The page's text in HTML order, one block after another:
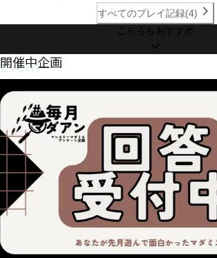
㋉㋑㊧㊬㋩㋱㊺㋐㊵㋔㊺㋒棴㋎㋒㋏Ź㋋㋃沞㋠㊂㊻㋢㋈㋤㋞㋛儷瞦㊌
髚㋛咊㋰㋺㋦㌡㋼龊㋤㌖㌆㌬㋲㌂嫑㌰圫㌞㋺ƪǂƭ㊧庵娲畔㋴㌒拈㌏㌌
ǆ㌞㌢㌟㌠㍃㋄㌈㍎㍙緘㌌㌕矩㍉㍘㌳㌥㍍㌳㌰㋔
㌲㍄扣㍇寳㌩㍊赺㍦㍈㌣㌬㍥㍑㍭㍎㌰㍐㌲㎡㏉㏦㎥㍗㍜㌲㌺㍚㌼㍕
冻再凹Ȍ折汳埨㍶兎铖㍗讷廀茓㍯㍳㍰ț㎁痃减㎄稅椷㍥㍾㍦㍶㌞溩㎩楢
屜㎝董咶㎠洋㌹㎟斁㎃㎃㏃㎆儻橨㎨㎢㎩㎌㏋㍃
㍑鍾店㑃㑄㑅㎕喙㏑㎱㎮㎛ɰ㍟
㎽捳㏦㎲崔㏬屍㏦鰸㏎㎶㏆㎸㏠㏆㏃㏓㏕刱㏏㏫揾㏯㏬㏕㏁㏼㍲
ɺ㏱㎶滘赙㏗㏛㏘㐉㏌㏜㏉ʇ
㏝㐍㏩㐅痭踣㏱稂宼㏢㐕ο㏰㏻则劅㐢㏪㐋㏹起瀏㏯㐢㏫㐁㏦㐂㏩㏼㏽
㐷㐝麇赆营眹㑅眦捌㐝㐄㐗㎻
㐺㏿㎿㒠㒳㒑㒾㐮胟㑑㐬㐋㐧嗚剕㐺鏯腧澈劉癿㑣鐀木㐭㑠㐩㐿㑇㑀㐧
㒕㒯刨㑛㑁㑗㐻̐˻㐀㑜攄塩刄樆㑣㓖㓟㒩㒏㑕㑥㑄㑠㑎㓾㓿㔀㐈
㑜㑸㓂㓅㓓㓮㑽㓂㔍㓲魵窑㑙㒄㑾㐙湸匴㑧㑞㒩㒎㒝㑿㓸㔎㓇㑻㒄㑪㐩
ㄢㄕㄧㅄ煺ケ慺慏ツム詟ッデウヮヒヌタコぴㅀㅖㄏㅐㅩボ臄殑箝ベ韕
ラボバゆーリラㄌホれ綬佇ﾦ佉靖ㄒヸ韵眑ベ吉芟匟ㄫ澮ンㄥㄩㄩリ
ㄖㄨ㄁㄄ゾ拏ツㄮ鰃ㄱㆡㆄㆤㅿㄵ銕卤ㄵ懄ㄗㅙㄭㅹ㇌ㆼ㆛㆒ㅸㆬㄶㄺㄷ
ㅪㄮ侣ㅬㄯㅋㅄワ议ㅩㅺㅾㅾㅜㅈㆃㆉ剠釡讹ㅴㆄㅃㅦ㇬ㇼ㇪ㇾㅚㅥㆈㅩㅦ
ㅜㅮㄙㅶㆈㅪㅷ㇐㇤㈛㇘㆐劊嘄匪诤㆟ㆯㅮ㆑ㆁ㆕ㅰ㆛㆕塱唓婜嫭ㆡ鈜嶀
㇖㇫㇃ㆦ侁覨ㆴ㇄厄ㅥ㇏ㆵ㇋ㇶ诖ㆿ㇕㇏ㅪ妞ㇽㆲ㇫ㆽ塍㇇㇗㇁ㇿㇿ¢惰
㈘ㇴ㈏㇎ㇳ偄㇗姀㈟塬㇦ㇶ㇠㈞㈟㈄欒ㇶㇺㇷ㈇ㇺ㆝ㇹ㈩㈰砥㈋屭㈱
颔㈉ㇷ㈜懒ㇼ㈎ㆹ侹菦咚颂唐㈥㈞㈾㈠㉀颉㉂㈨㈥傁㉚傞发㈮㈲㈜㉚
㈼㉎㈰㈽㇤㉣㉸㉐嶭貯㉻㉁㉕㈰㉛㉎ㇱ土俱㉠嶹費㉤夸嗚嬣宴㉡詇㉟㉜
㈋栨柦㉰嬟㈅鈽嵖㉜㊛怹㉭㉱㉛㊘㉼鉔㉛㉴㉱㉤㉽㈖偛呀㉭㊬㊞㉾㉽
㊏㊓㊹㊝㋰Ĳ㈿
㊉㋄㊀㊧㊬㊟㉂
楃㋆㉆㊙㋓㊷匞㋓㋍拶㊘㊱㊮㉒
偖濋㊪㋩㊙㊷㋣㋬帡责㋈囚㋲㋇㉢㊤㋮籯愋㌸㍚㌰㋻㊬㊽㋸㋝㋶㊺㋓
㋘㌂㋭昫皊㋜㋬㌒兂㋴㋹瞾㋣賀㋸㋓㋾㋱㋞㊔兎Ɲ畅兑ơ㋤㌣㌉㍤㍖㌉溶
庌㌅㌝蔟㌆㋾扸谵㌟㌤㌗㌢㋺㌢内妚柶㌿㌥拝㌤㌡ǌ
すべてのプレイ記録(4)
こちらもおすすめ
Event
開催中企画